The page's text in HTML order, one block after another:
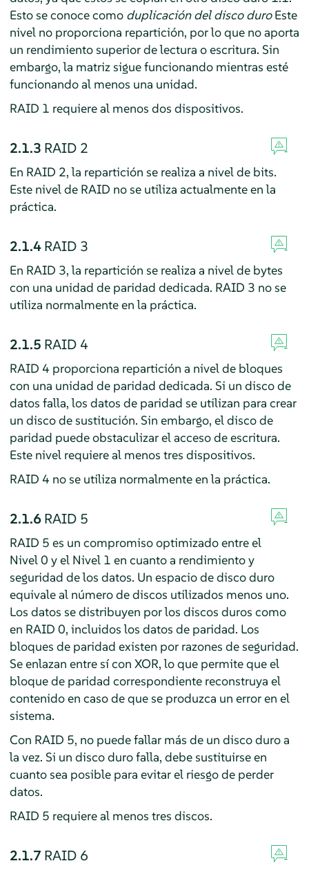
Esto se conoce como duplicación del disco duroEste
nivel no proporciona repartición, por lo que no aporta
un rendimiento superior de lectura o escritura. Sin
embargo, la matriz sigue funcionando mientras esté
funcionando al menos una unidad.
RAID 1 requiere al menos dos dispositivos.
2.1.3 RAID 2
En RAID 2, la repartición se realiza a nivel de bits.
Este nivel de RAID no se utiliza actualmente en la
práctica.
2.1.4RAID 3
En RAID 3, la repartición se realiza a nivel de bytes
con una unidad de paridad dedicada. RAID 3 no se
utiliza normalmente en la práctica.
2.1.5 RAID 4
RAID 4 proporciona repartición a nivel de bloques
con una unidad de paridad dedicada. Si un disco de
datos falla, los datos de paridad se utilizan para crear
un disco de sustitución. Sin embargo, el disco de
paridad puede obstaculizar el acceso de escritura.
Este nivel requiere al menos tres dispositivos.
RAID 4 no se utiliza normalmente en la práctica.
2.1.6RAID 5
RAID 5 es un compromiso optimizado entre el
Nivel 0 y el Nivel 1 en cuanto a rendimiento y
seguridad de los datos. Un espacio de disco duro
equivale al número de discos utilizados menos uno.
Los datos se distribuyen por los discos duros como
en RAID 0, incluidos los datos de paridad. Los
bloques de paridad existen por razones de seguridad.
Se enlazan entre sí con XOR, lo que permite que el
bloque de paridad correspondiente reconstruya el
contenido en caso de que se produzca un error en el
sistema.
Con RAID 5, no puede fallar más de un disco duro a
la vez. Si un disco duro falla, debe sustituirse en
cuanto sea posible para evitar el riesgo de perder
datos.
RAID 5 requiere al menos tres discos.
2.1.7 RAID 6